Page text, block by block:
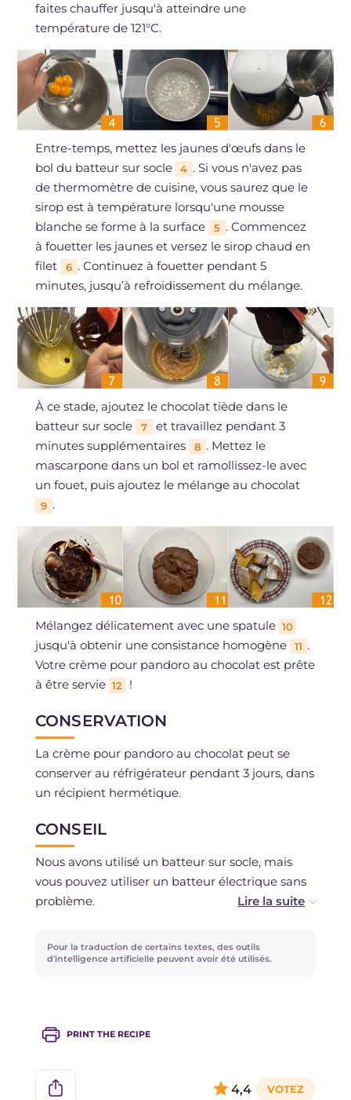
faites chauffer jusqu'à atteindre une
température de 121°C.
Entre-temps, mettez les jaunes d'œufs dans le
bol du batteur sur socle
4 . Si vous n'avez pas
de thermomètre de cuisine, vous saurez que le
sirop est à température lorsqu'une mousse
blanche se forme à la surface
5 . Commencez
à fouetter les jaunes et versez le sirop chaud en
filet
6 . Continuez à fouetter pendant 5
minutes, jusqu’à refroidissement du mélange.
À ce stade, ajoutez le chocolat tiède dans le
batteur sur socle
7
et travaillez pendant 3
minutes supplémentaires
8 . Mettez le
mascarpone dans un bol et ramollissez-le avec
un fouet, puis ajoutez le mélange au chocolat
9 .
Mélangez délicatement avec une spatule 10
jusqu'à obtenir une consistance homogène 11 .
Votre crème pour pandoro au chocolat est prête
à être servie 12 !
CONSERVATION
La crème pour pandoro au chocolat peut se
conserver au réfrigérateur pendant 3 jours, dans
un récipient hermétique.
CONSEIL
Nous avons utilisé un batteur sur socle, mais
vous pouvez utiliser un batteur électrique sans
problème.
Si vous le souhaitez, vous pouvez enrichir la
crème avec des éclats de noisettes ou d'autres
des œufs déjà pasteurisés.
Pour la traduction de certains textes, des outils
d'intelligence artificielle peuvent avoir été utilisés.
PRINT THE RECIPE
4,4